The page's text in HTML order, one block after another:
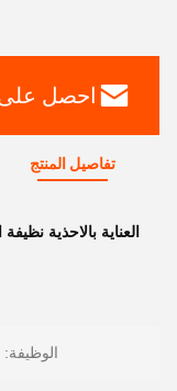
احصل
تفاصيل المنتج
العناية بالاحذية
الوظيفة: